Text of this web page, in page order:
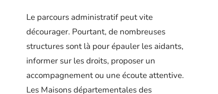
Le parcours administratif peut vite
décourager. Pourtant, de nombreuses
structures sont là pour épauler les aidants,
informer sur les droits, proposer un
accompagnement ou une écoute attentive.
Les Maisons départementales des